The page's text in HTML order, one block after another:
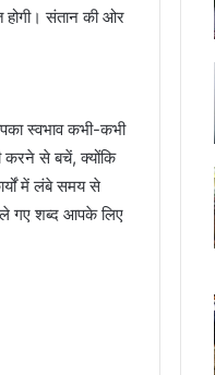
होगी। संतान की ओर
स्वभाव कभी-कभी
करने से बचें, क्योंकि
में लंबे समय से
गए शब्द आपके लिए